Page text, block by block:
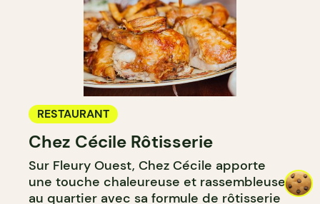
RESTAURANT
Chez Cécile Rôtisserie
Sur Fleury Ouest, Chez Cécile apporte
une touche chaleureuse et rassembleuse
au quartier avec sa formule de rôtisserie